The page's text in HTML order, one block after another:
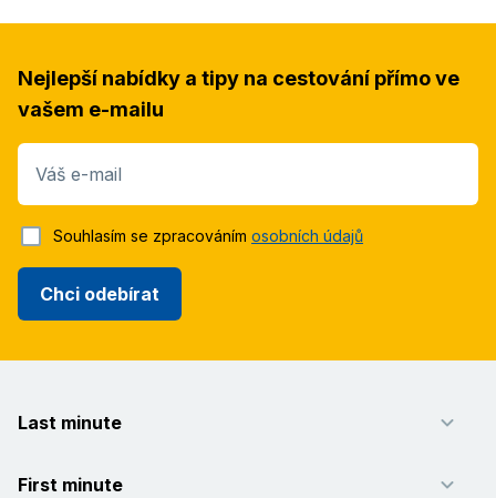
Nejlepší nabídky a tipy na cestování přímo ve
vašem e-mailu
Váš e-mail
Chci odebírat
Souhlasím se zpracováním osobních údajů
Last minute
First minute